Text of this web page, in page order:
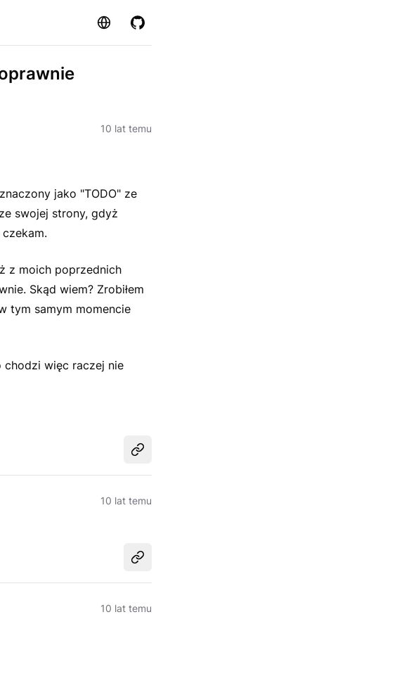
Strona GitHub
10 lat temu
jako "TODO" ze
swojej strony, gdyż
z moich poprzednich
Skąd wiem? Zrobiłem
tym samym momencie
chodzi więc raczej nie
Udostępnij
10 lat temu
Udostępnij
10 lat temu